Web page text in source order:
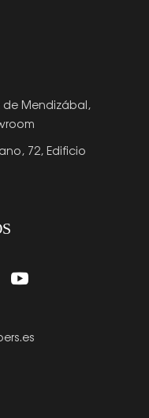
de Mendizábal,
72, Edificio